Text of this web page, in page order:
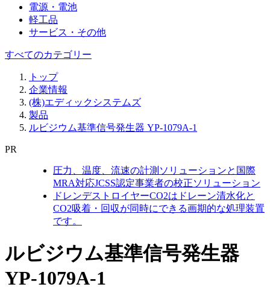
電源・電池
軽工品
サービス・その他
すべてのカテゴリー
トップ
企業情報
(株)エディックシステムズ
製品
ルビジウム基準信号発生器 YP-1079A-1
PR
圧力、温度、流速の計測ソリューションと国際
MRA対応JCSS認定事業者の校正ソリューション
ドレンデストロイヤーCO2はドレーン清水化と
CO2吸着・回収が同時にできる画期的な処理装置
です。
ルビジウム基準信号発生器
YP-1079A-1